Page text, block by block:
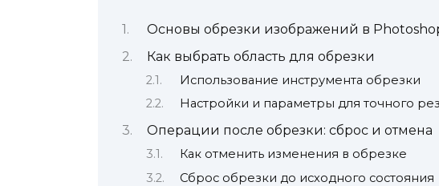
Основы обрезки изображений в
Как выбрать область для обрезки
Использование инструмента обрезки
Настройки и параметры для точного
Операции после обрезки: сброс и отмена
Как отменить изменения в обрезке
Сброс обрезки до исходного состояния